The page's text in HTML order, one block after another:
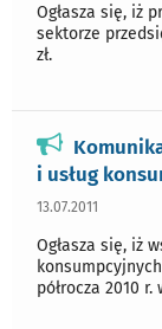
Ogłasza się, iż
sektorze
zł.
i usług
13.07.2011
Ogłasza się, iż
półrocza 2010 r.